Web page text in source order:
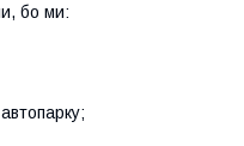
бо ми: